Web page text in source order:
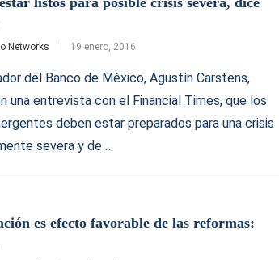
Networks 19 enero, 2016
del Banco de México, Agustín Carstens,
una entrevista con el Financial Times, que los
deben estar preparados para una crisis
severa y de …
es efecto favorable de las reformas: